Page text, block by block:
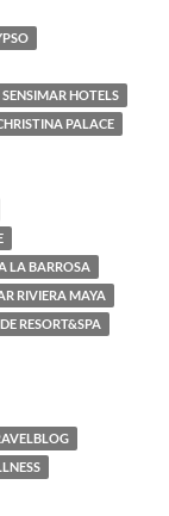
SENSIMAR HOTELS
PALACE
LA BARROSA
RIVIERA MAYA
RESORT&SPA